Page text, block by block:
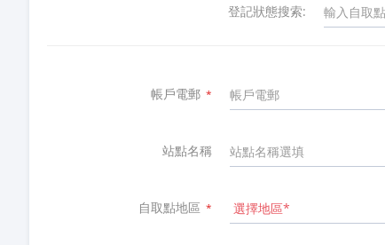
登記狀態搜索:
帳戶電郵 *
站點名稱
自取點地區 *